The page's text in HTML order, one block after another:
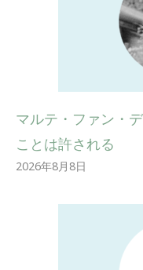
マルテ・ファン・
ことは許される
2026年8月8日